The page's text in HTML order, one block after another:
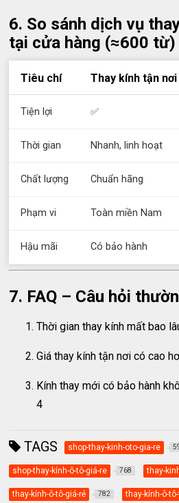
6. So sánh dịch vụ
tại cửa hàng (≈600 từ)
Tiêu chí Thay kính tận nơi
Tiện lợi ✅
Thời gian Nhanh, linh hoạt
Chất lượng Chuẩn hãng
Phạm vi Toàn miền Nam
Hậu mãi Có bảo hành
7. FAQ – Câu hỏi
Thời gian thay kính mất bao
Giá thay kính tận nơi có cao
Kính thay mới có bảo hành
4
TAGS shop-thay-kinh-oto-gia-re
shop-thay-kính-ô-tô-giá-re 768 thay-
thay-kính-ô-tô-giá-rẻ 782 thay-kính-ô-